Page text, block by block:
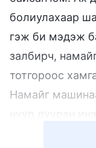
болиулахаар
гэж би мэдэж
залбирч,
тотгороос
Намайг
нүүр дүүрэн
гэдэг юмаа